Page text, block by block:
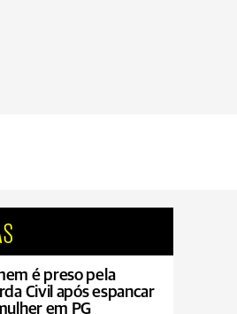
é preso pela
Civil após espancar
em PG